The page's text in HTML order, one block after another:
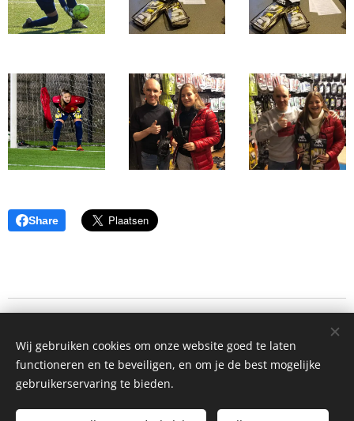
Share
Alle rechten voorbehouden 2019
onderdeel van MaVoRec Sportswear - Football Store CommV
Mechelbaan 485 - 2580 Putte -
Footballstore.be - BTW BE0555.773.475
Wij gebruiken cookies om onze website goed te laten
functioneren en te beveiligen, en om je de best mogelijke
gebruikerservaring te bieden.